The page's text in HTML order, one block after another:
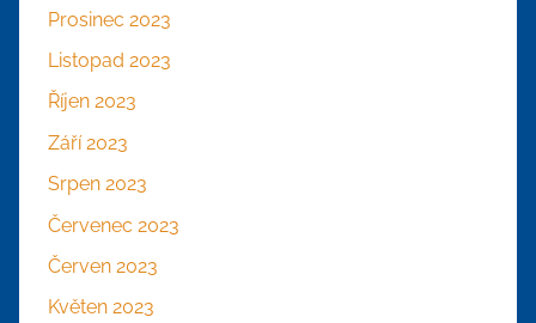
Prosinec 2023
Listopad 2023
Říjen 2023
Září 2023
Srpen 2023
Červenec 2023
Červen 2023
Květen 2023